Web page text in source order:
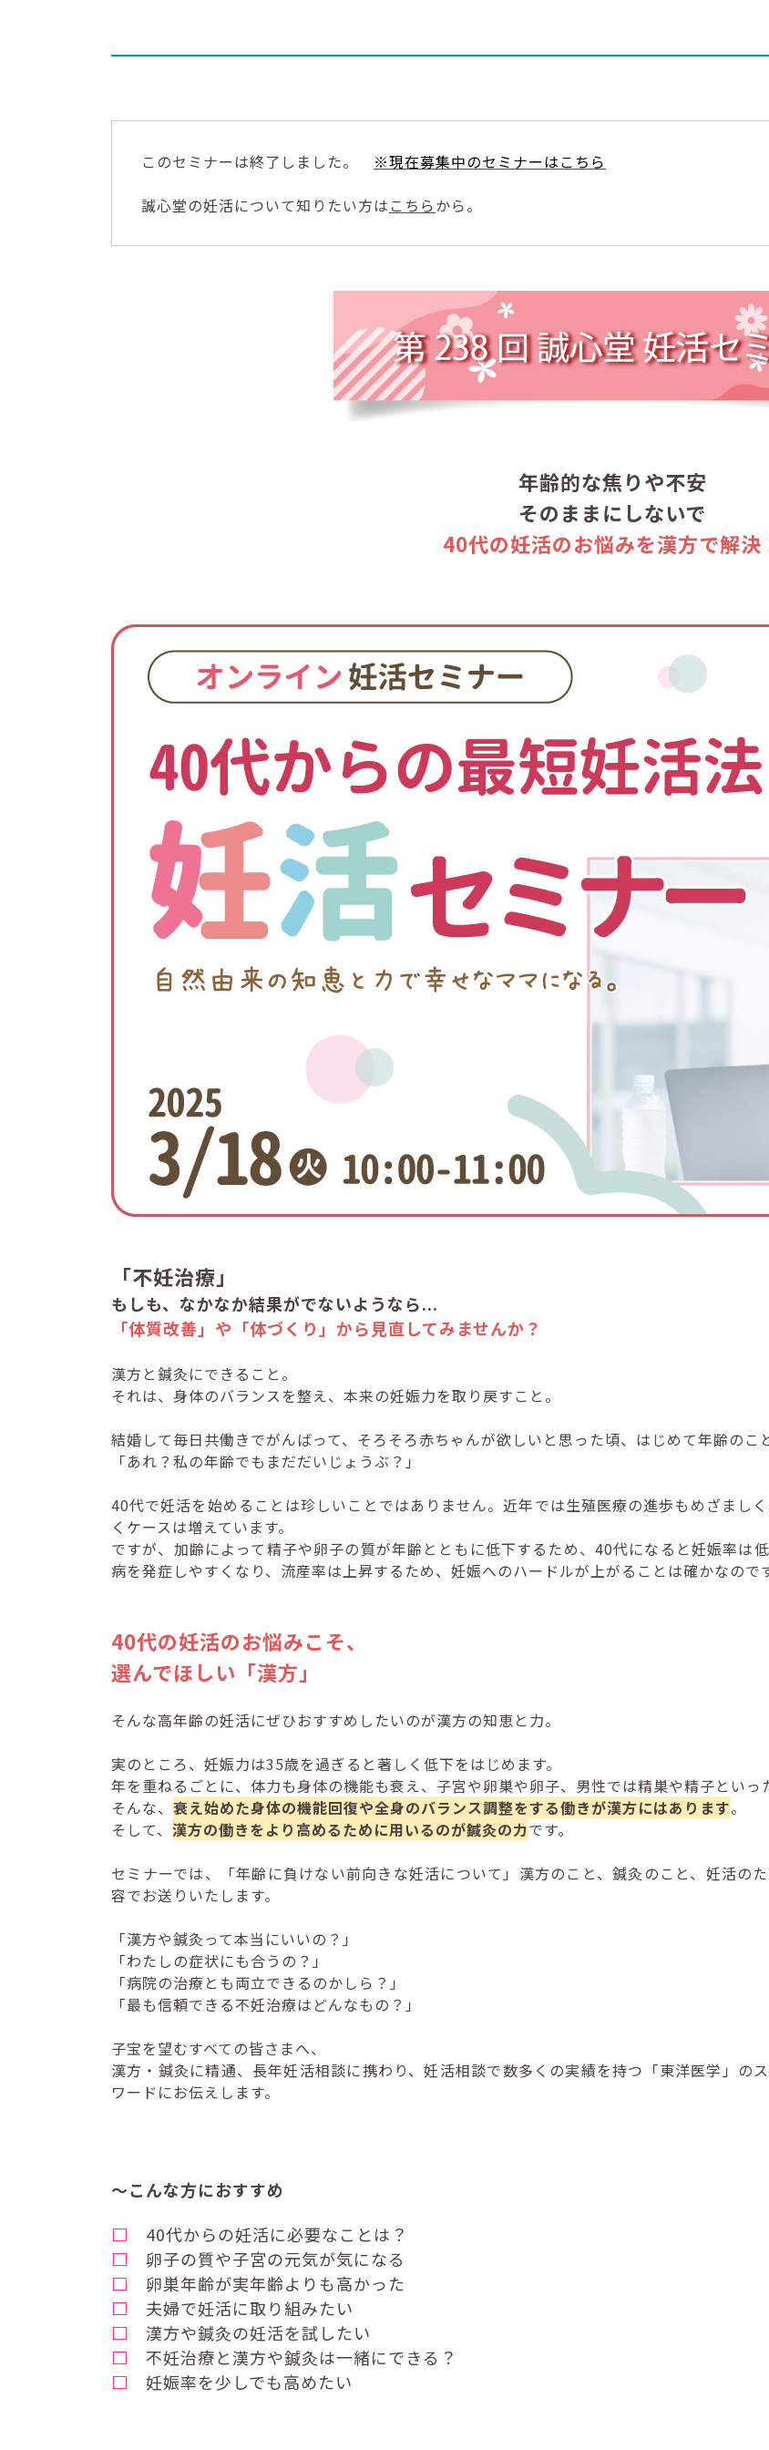
このセミナーは終了しました。 ※現在募集中のセミナーはこちら
誠心堂の妊活について知りたい方は こちらから。
年齢的な焦りや不安
そのままにしないで
40代の妊活のお悩みを漢方で解決
「不妊治療」
もしも、なかなか結果がでないようなら...
「体質改善」や「体づくり」から見直してみませんか？
漢方と鍼灸にできること。
それは、身体のバランスを整え、本来の妊娠力を取り戻すこと。
結婚して毎日共働きでがんばって、そろそろ赤ちゃんが欲しいと思った頃、はじめて年齢のこ
「あれ？私の年齢でもまだだいじょうぶ？」
40代で妊活を始めることは珍しいことではありません。近年では生殖医療の進歩もめざまし
くケースは増えています。
ですが、加齢によって精子や卵子の質が年齢とともに低下するため、40代になると妊娠率は
病を発症しやすくなり、流産率は上昇するため、妊娠へのハードルが上がることは確かなのです
40代の妊活のお悩みこそ、
選んでほしい「漢方」
そんな高年齢の妊活にぜひおすすめしたいのが漢方の知恵と力。
実のところ、妊娠力は35歳を過ぎると著しく低下をはじめます。
年を重ねるごとに、体力も身体の機能も衰え、子宮や卵巣や卵子、男性では精巣や精子といっ
そんな、 衰え始めた身体の機能回復や全身のバランス調整をする働きが漢方にはあります。
そして、 漢方の働きをより高めるために用いるのが鍼灸の力です。
セミナーでは、「年齢に負けない前向きな妊活について」漢方のこと、鍼灸のこと、妊活の
容でお送りいたします。
「漢方や鍼灸って本当にいいの？」
「わたしの症状にも合うの？」
「病院の治療とも両立できるのかしら？」
「最も信頼できる不妊治療はどんなもの？」
子宝を望むすべての皆さまへ、
漢方・鍼灸に精通、長年妊活相談に携わり、妊活相談で数多くの実績を持つ「東洋医学」の
ワードにお伝えします。
～こんな方におすすめ
□ 40代からの妊活に必要なことは？
□
卵子の質や子宮の元気が気になる
□ 卵巣年齢が実年齢よりも高かった
□ 夫婦で妊活に取り組みたい
□
漢方や鍼灸の妊活を試したい
□
不妊治療と漢方や鍼灸は一緒にできる？
□ 妊娠率を少しでも高めたい